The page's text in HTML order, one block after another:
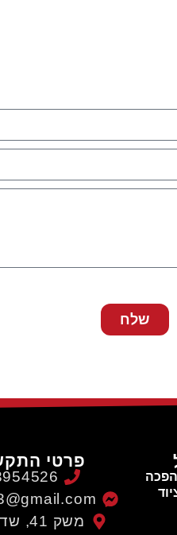
שלח
ומאז הפכה
פרטי
משק 41, שדה אליעזר